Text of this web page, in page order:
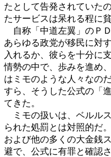
たとして告発されていた
たサービスは呆れる程に
自称「中道左翼」のＰ
あらゆる政党が移民に対
入れるか、彼らを十分に
情勢の中で、歩みを進め
はミモのような人々なの
すら、そうした公式の「
てきた。
ミモの扱いは、ベルル
られた処罰とは対照的だ
および他の多くの大金銭
避で、公式に有罪と確認